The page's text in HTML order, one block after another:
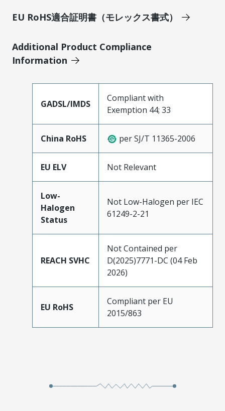
EU RoHS適合証明書（モレックス書式）
Additional Product Compliance
Information
GADSL/IMDS
Compliant with
Exemption 44; 33
China RoHS per SJ/T 11365-2006
EU ELV Not Relevant
Low-
Halogen
Status
Not Low-Halogen per IEC
61249-2-21
REACH SVHC
Not Contained per
D(2025)7771-DC (04 Feb
2026)
EU RoHS
Compliant per EU
2015/863